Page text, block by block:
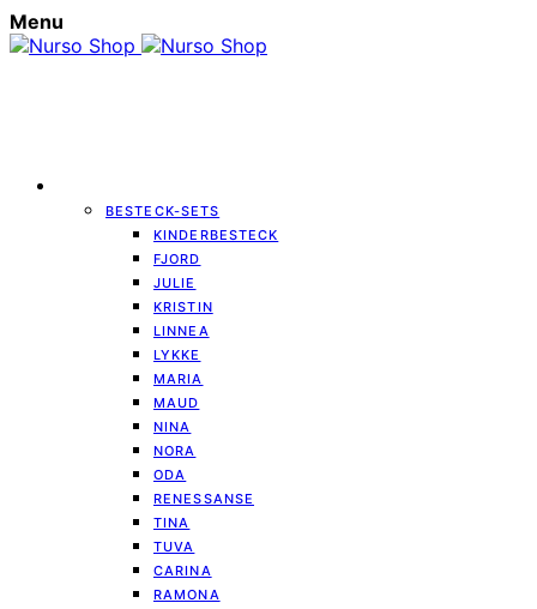
Menu
BESTECK-SETS
KINDERBESTECK
FJORD
JULIE
KRISTIN
LINNEA
LYKKE
MARIA
MAUD
NINA
NORA
ODA
RENESSANSE
TINA
TUVA
CARINA
RAMONA